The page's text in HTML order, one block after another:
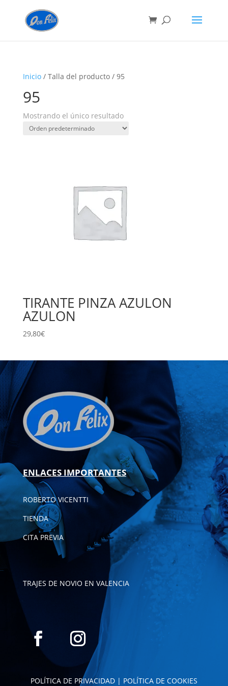
Inicio/ Talla del producto / 95
95
Mostrando el único resultado
TIRANTE PINZA AZULON
AZULON
29,80€
ENLACES IMPORTANTES
ROBERTO VICENTTI
TIENDA
CITA PREVIA
TRAJES DE NOVIO EN VALENCIA
POLÍTICA DE PRIVACIDAD| POLÍTICA DE COOKIES